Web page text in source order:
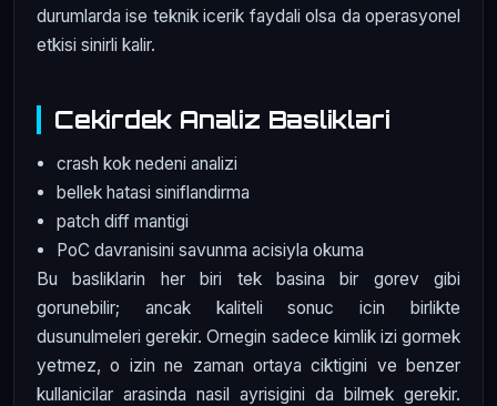
durumlarda ise teknik icerik faydali olsa da operasyonel
etkisi sinirli kalir.
Cekirdek Analiz Basliklari
crash kok nedeni analizi
bellek hatasi siniflandirma
patch diff mantigi
PoC davranisini savunma acisiyla okuma
Bu basliklarin her biri tek basina bir gorev gibi
gorunebilir; ancak kaliteli sonuc icin birlikte
dusunulmeleri gerekir. Ornegin sadece kimlik izi gormek
yetmez, o izin ne zaman ortaya ciktigini ve benzer
kullanicilar arasinda nasil ayrisigini da bilmek gerekir.